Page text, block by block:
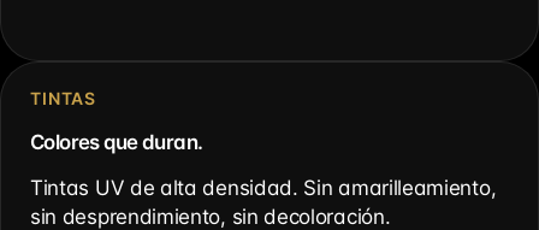
TINTAS
Colores que duran.
Tintas UV de alta densidad. Sin amarilleamiento,
sin desprendimiento, sin decoloración.